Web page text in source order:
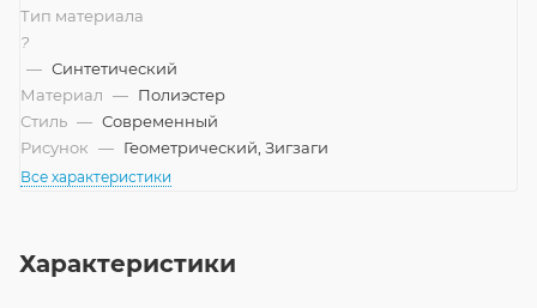
Тип материала
?
— Синтетический
Материал — Полиэстер
Стиль — Современный
Рисунок — Геометрический, Зигзаги
Все характеристики
Характеристики